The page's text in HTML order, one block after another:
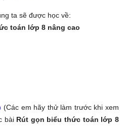
ta sẽ được học về:
toán lớp 8 nâng cao
(Các em hãy thử làm trước khi xem
bài Rút gọn biểu thức toán lớp 8